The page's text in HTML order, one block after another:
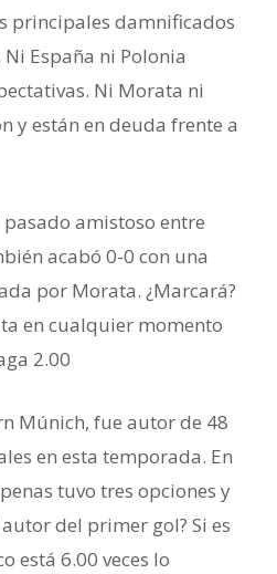
principales damnificados
España ni Polonia
Ni Morata ni
y están en deuda frente a
amistoso entre
acabó 0-0 con una
por Morata. ¿Marcará?
en cualquier momento
2.00
Múnich, fue autor de 48
en esta temporada. En
tuvo tres opciones y
del primer gol? Si es
está 6.00 veces lo